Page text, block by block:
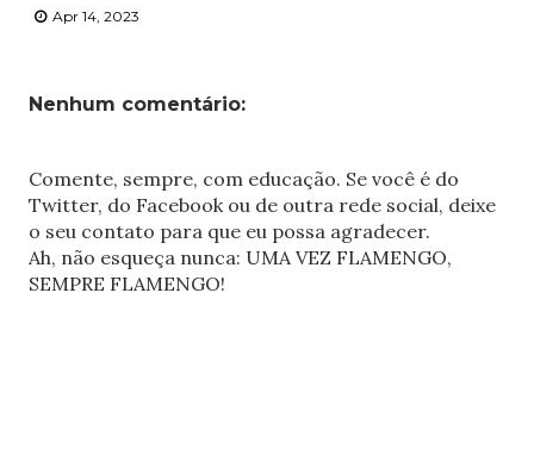
Apr 14, 2023
Nenhum comentário:
Comente, sempre, com educação. Se você é do
Twitter, do Facebook ou de outra rede social, deixe
o seu contato para que eu possa agradecer.
Ah, não esqueça nunca: UMA VEZ FLAMENGO,
SEMPRE FLAMENGO!